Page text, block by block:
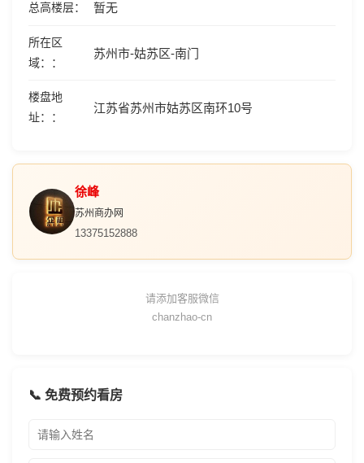
总高楼层 暂无
所在区
域：
苏州市-姑苏区-南门
楼盘地
址：
江苏省苏州市姑苏区南环10号
徐峰
苏州商办网
13375152888
请添加客服微信
chanzhao-cn
📞 免费预约看房